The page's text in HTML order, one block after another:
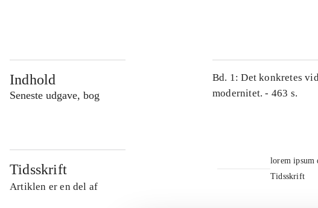
Indhold
Seneste udgave, bog
Bd. 1: Det konkretes
modernitet. - 463 s.
Tidsskrift
Artiklen er en del af
lorem ipsum
Tidsskrift